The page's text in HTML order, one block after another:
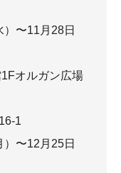
〜11月28日
オルガン広場
1
〜12月25日